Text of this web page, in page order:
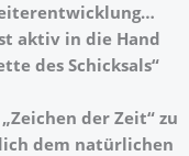
aktiv in die Hand
des Schicksals“
der Zeit“ zu
dem natürlichen